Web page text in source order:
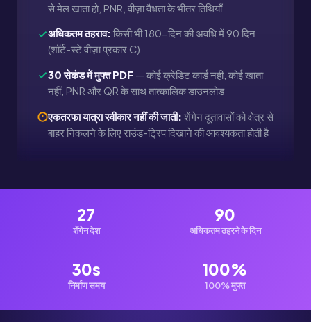
से मेल खाता हो, PNR, वीज़ा वैधता के भीतर तिथियाँ
अधिकतम ठहराव: किसी भी 180-दिन की अवधि में 90 दिन
(शॉर्ट-स्टे वीज़ा प्रकार C)
30 सेकंड में मुफ्त PDF— कोई क्रेडिट कार्ड नहीं, कोई खाता
नहीं, PNR और QR के साथ तात्कालिक डाउनलोड
एकतरफा यात्रा स्वीकार नहीं की जाती: शेंगेन दूतावासों को क्षेत्र से
बाहर निकलने के लिए राउंड-ट्रिप दिखाने की आवश्यकता होती है
27
शेंगेन देश
90
अधिकतम ठहरने के दिन
30s
निर्माण समय
100%
100% मुफ्त